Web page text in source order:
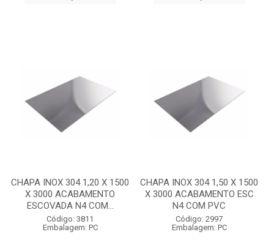
CHAPA INOX 304 1,20 X 1500
X 3000 ACABAMENTO
ESCOVADA N4 COM...
Código: 3811
Embalagem: PC
CHAPA INOX 304 1,50 X 1500
X 3000 ACABAMENTO ESC
N4 COM PVC
Código: 2997
Embalagem: PC